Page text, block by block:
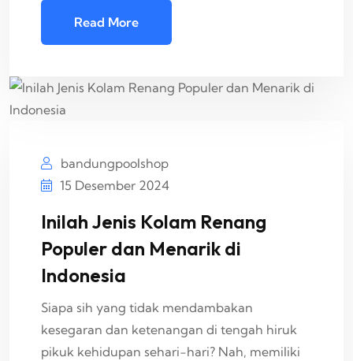
Read More
bandungpoolshop
15 Desember 2024
Inilah Jenis Kolam Renang
Populer dan Menarik di
Indonesia
Siapa sih yang tidak mendambakan
kesegaran dan ketenangan di tengah hiruk
pikuk kehidupan sehari-hari? Nah, memiliki